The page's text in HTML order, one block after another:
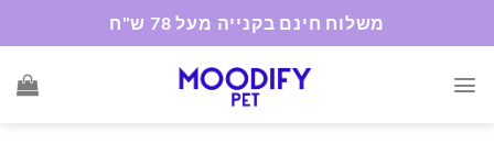
משלוח חינם בקנייה מעל 78 ש"ח